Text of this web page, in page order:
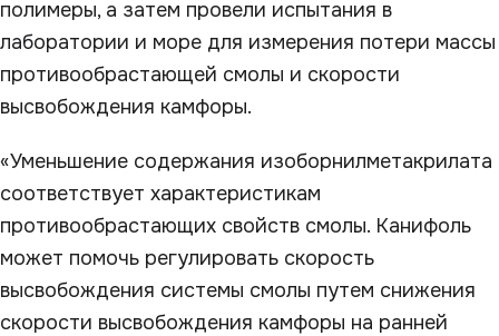
полимеры, а затем провели испытания в
лаборатории и море для измерения потери массы
противообрастающей смолы и скорости
высвобождения камфоры.
«Уменьшение содержания изоборнилметакрилата
соответствует характеристикам
противообрастающих свойств смолы. Канифоль
может помочь регулировать скорость
высвобождения системы смолы путем снижения
скорости высвобождения камфоры на ранней